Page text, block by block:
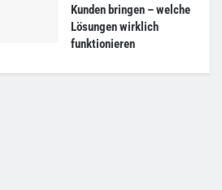
Kunden bringen – welche
Lösungen wirklich
funktionieren